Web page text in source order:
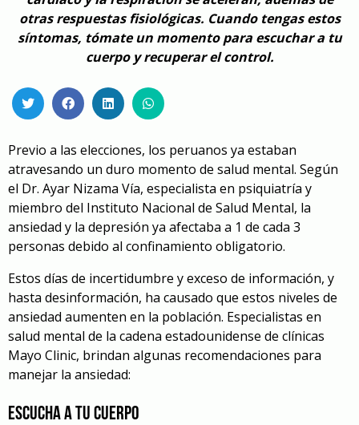
otras respuestas fisiológicas. Cuando tengas estos
síntomas, tómate un momento para escuchar a tu
cuerpo y recuperar el control.
Previo a las elecciones, los peruanos ya estaban
atravesando un duro momento de salud mental. Según
el Dr. Ayar Nizama Vía, especialista en psiquiatría y
miembro del Instituto Nacional de Salud Mental, la
ansiedad y la depresión ya afectaba a 1 de cada 3
personas debido al confinamiento obligatorio.
Estos días de incertidumbre y exceso de información, y
hasta desinformación, ha causado que estos niveles de
ansiedad aumenten en la población. Especialistas en
salud mental de la cadena estadounidense de clínicas
Mayo Clinic, brindan algunas recomendaciones para
manejar la ansiedad:
Escucha a tu cuerpo